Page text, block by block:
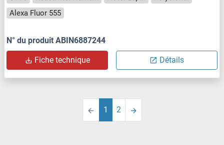
Alexa Fluor 555
N° du produit ABIN6887244
Fiche technique Détails
1 2